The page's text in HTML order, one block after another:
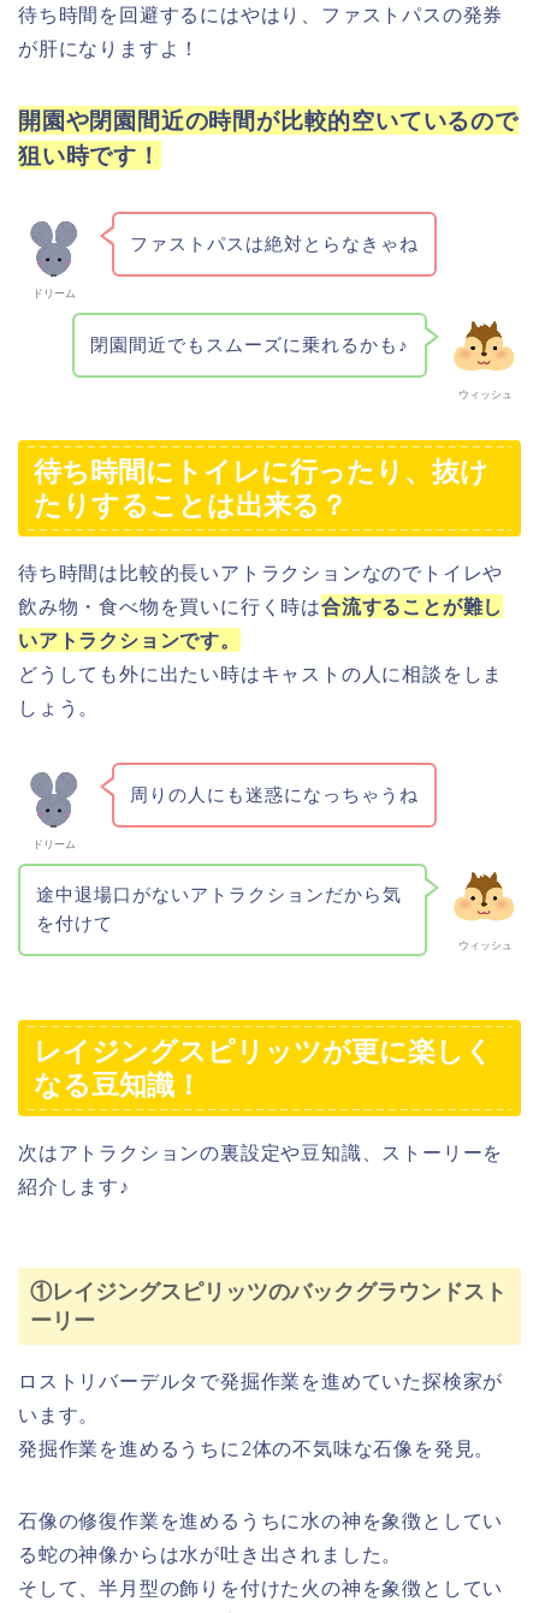
待ち時間を回避するにはやはり、ファストパスの発券
が肝になりますよ！
開園や閉園間近の時間が比較的空いているので
狙い時です！
ドリーム
ファストパスは絶対とらなきゃね
ウィッシュ
閉園間近でもスムーズに乗れるかも♪
待ち時間にトイレに行ったり、抜け
たりすることは出来る？
待ち時間は比較的長いアトラクションなのでトイレや
飲み物・食べ物を買いに行く時は合流することが難し
いアトラクションです。
どうしても外に出たい時はキャストの人に相談をしま
しょう。
ドリーム
周りの人にも迷惑になっちゃうね
ウィッシュ
途中退場口がないアトラクションだから気
を付けて
レイジングスピリッツが更に楽しく
なる豆知識！
次はアトラクションの裏設定や豆知識、ストーリーを
紹介します♪
①レイジングスピリッツのバックグラウンドスト
ーリー
ロストリバーデルタで発掘作業を進めていた探検家が
います。
発掘作業を進めるうちに2体の不気味な石像を発見。
石像の修復作業を進めるうちに水の神を象徴としてい
る蛇の神像からは水が吐き出されました。
そして、半月型の飾りを付けた火の神を象徴としてい